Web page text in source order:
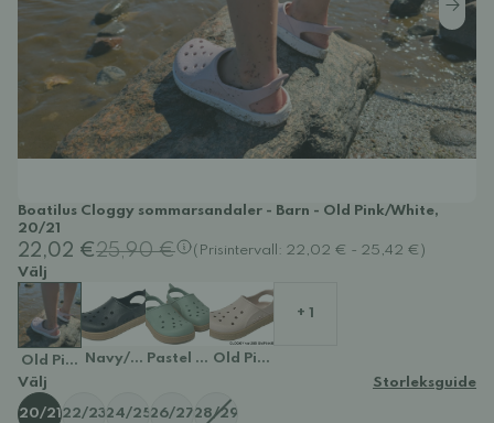
Boatilus Cloggy sommarsandaler - Barn - Old Pink/White,
20/21
22,02 €25,90 €
(Prisintervall: 22,02 € - 25,42 €)
Välj
Old Pink/White
Navy/BeigePastel Green/Beige
Old Pink/Beige
+ 1
Välj Storleksguide
20/2122/2324/2526/2728/29